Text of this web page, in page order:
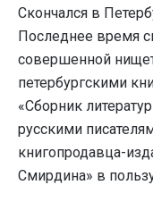
Скончался в
Последнее время
совершенной
петербургскими
«Сборник
русскими
книгопродавца-
Смирдина» в